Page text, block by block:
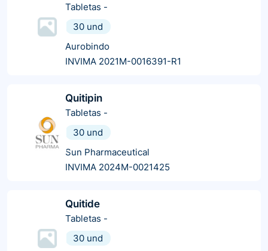
Tabletas -
30 und
Aurobindo
INVIMA 2021M-0016391-R1
Quitipin
Tabletas -
30 und
Sun Pharmaceutical
INVIMA 2024M-0021425
Quitide
Tabletas -
30 und